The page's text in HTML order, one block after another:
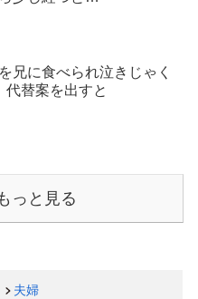
兄に食べられ泣きじゃく
代替案を出すと
っと見る
夫婦